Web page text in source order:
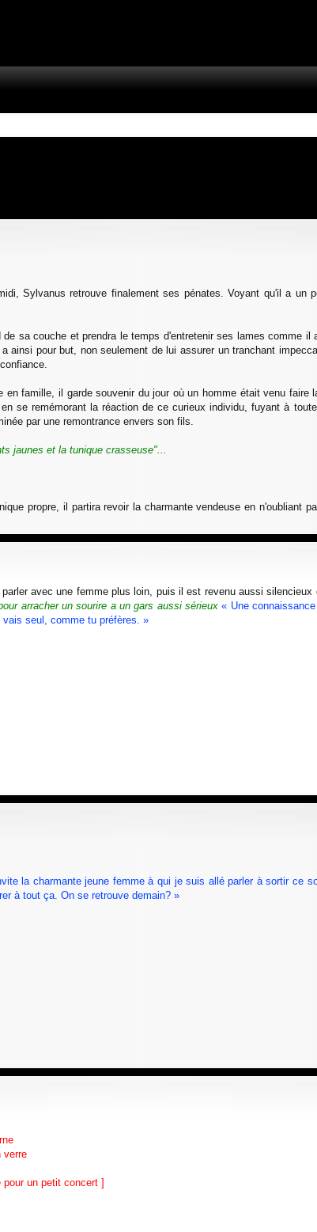
Sylvanus retrouve finalement ses pénates. Voyant qu'il a un
sa couche et prendra le temps d'entretenir ses lames comme il
ainsi pour but, non seulement de lui assurer un tranchant
famille, il garde souvenir du jour où un homme était venu faire
se remémorant la réaction de ce curieux individu, fuyant à
par une remontrance envers son fils.
jaunes et la tunique crasseuse"...
propre, il partira revoir la charmante vendeuse en n'oubliant
avec une femme plus loin, puis il est revenu aussi
arracher un sourire a un gars aussi sérieux« Une
vais seul, comme tu préfères. »
la charmante jeune femme à qui je suis allé parler à sortir ce
à tout ça. On se retrouve demain? »
verre
un petit concert ]